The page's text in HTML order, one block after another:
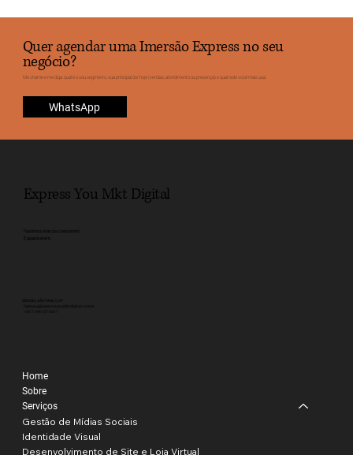
Quer agendar uma Imersão Express no seu
negócio?
Me chame e me diga: qual é o seu segmento, sua principal dor hoje (vendas, atendimento ou presença) e qual rede você mais usa.
WhatsApp
Express You Mkt Digital
Fazemos marcas crescerem.
E aparecerem.
+55 1194157-5211
Home
Sobre
Serviços
Gestão de Mídias Sociais
Identidade Visual
Desenvolvimento de Site e Loja Virtual